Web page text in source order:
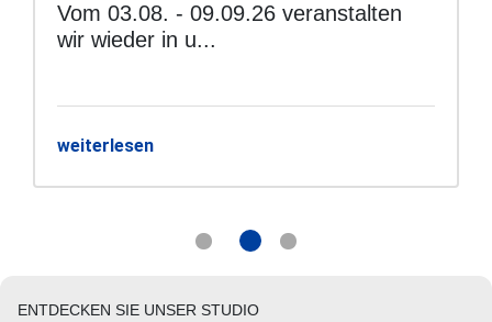
Vom 03.08. - 09.09.26 veranstalten
wir wieder in u...
weiterlesen
ENTDECKEN SIE UNSER STUDIO